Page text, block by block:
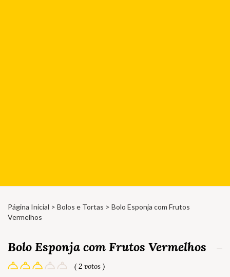
Página Inicial > Bolos e Tortas > Bolo Esponja com Frutos
Vermelhos
Bolo Esponja com Frutos Vermelhos
( 2 votos )